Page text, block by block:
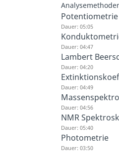
Potentiometrie
Dauer: 05:05
Dauer: 04:47
Lambert
Dauer: 04:20
Dauer: 04:49
Dauer: 04:56
NMR
Dauer: 05:40
Photometrie
Dauer: 03:50